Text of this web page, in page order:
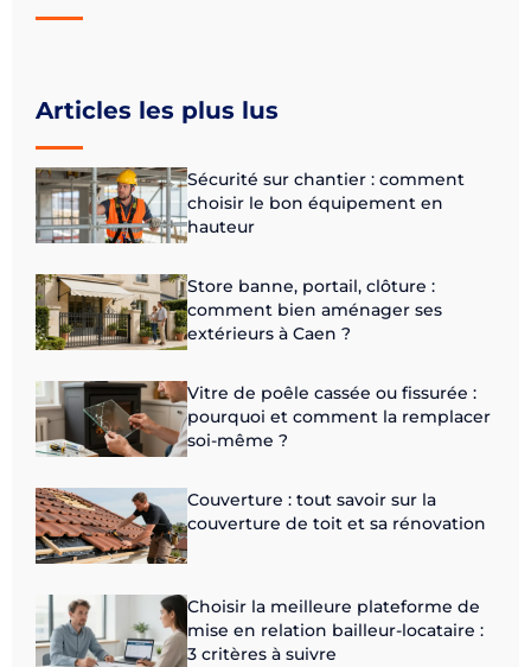
Articles les plus lus
Sécurité sur chantier : comment
choisir le bon équipement en
hauteur
Store banne, portail, clôture :
comment bien aménager ses
extérieurs à Caen ?
Vitre de poêle cassée ou fissurée :
pourquoi et comment la remplacer
soi-même ?
Couverture : tout savoir sur la
couverture de toit et sa rénovation
Choisir la meilleure plateforme de
mise en relation bailleur-locataire :
3 critères à suivre